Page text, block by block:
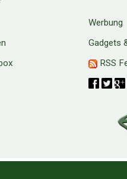
Werbung
Gadgets
RSS